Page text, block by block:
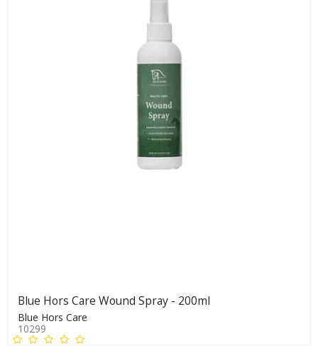
Blue Hors Care Wound Spray - 200ml
Blue Hors Care
10299